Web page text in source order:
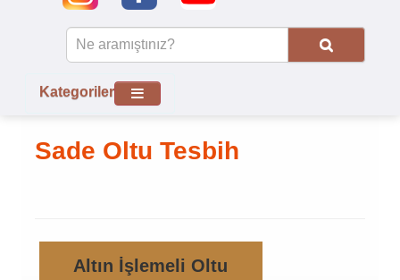
Kategoriler
Sade Oltu Tesbih
Altın İşlemeli Oltu